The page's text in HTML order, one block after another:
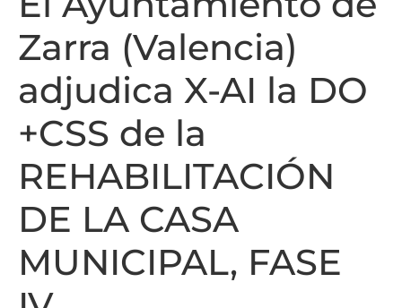
Zarra (Valencia)
adjudica X-AI la DO
+CSS de la
REHABILITACIÓN
DE LA CASA
MUNICIPAL, FASE